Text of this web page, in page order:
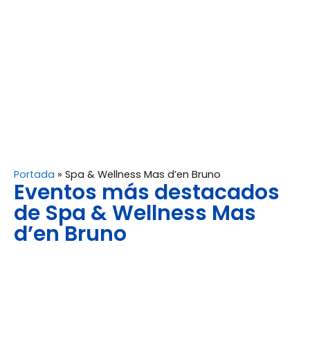
Portada » Spa & Wellness Mas d’en Bruno
Eventos más destacados
de Spa & Wellness Mas
d’en Bruno